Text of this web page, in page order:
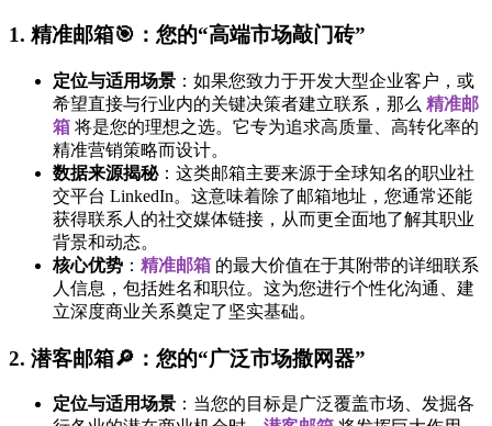
1. 精准邮箱🎯：您的“高端市场敲门砖”
定位与适用场景 ：如果您致力于开发大型企业客户，或
希望直接与行业内的关键决策者建立联系，那么 精准邮
箱 将是您的理想之选。它专为追求高质量、高转化率的
精准营销策略而设计。
数据来源揭秘：这类邮箱主要来源于全球知名的职业社
交平台 LinkedIn。这意味着除了邮箱地址，您通常还能
获得联系人的社交媒体链接，从而更全面地了解其职业
背景和动态。
核心优势 ： 精准邮箱 的最大价值在于其附带的详细联系
人信息，包括姓名和职位。这为您进行个性化沟通、建
立深度商业关系奠定了坚实基础。
2. 潜客邮箱🔎：您的“广泛市场撒网器”
定位与适用场景 ：当您的目标是广泛覆盖市场、发掘各